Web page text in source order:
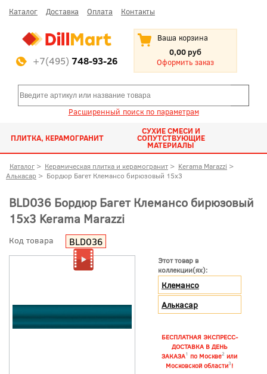
Каталог Доставка Оплата Контакты
+7(495) 748-93-26
Ваша корзина
0,00 руб
Оформить заказ
Расширенный поиск по параметрам
ПЛИТКА, КЕРАМОГРАНИТ
СУХИЕ СМЕСИ И
СОПУТСТВУЮЩИЕ
МАТЕРИАЛЫ
Каталог > Керамическая плитка и керамогранит > Kerama Marazzi >
Алькасар > Бордюр Багет Клемансо бирюзовый 15x3
BLD036 Бордюр Багет Клемансо бирюзовый
15x3 Kerama Marazzi
Код товара BLD036
Этот товар в
коллекции(ях):
Клемансо
Алькасар
БЕСПЛАТНАЯ ЭКСПРЕСС-
ДОСТАВКА В ДЕНЬ
ЗАКАЗА1 по Москве2 или
Московской области3!